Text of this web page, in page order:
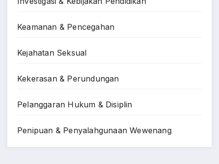
Keamanan & Pencegahan
Kejahatan Seksual
Kekerasan & Perundungan
Pelanggaran Hukum & Disiplin
Penipuan & Penyalahgunaan Wewenang